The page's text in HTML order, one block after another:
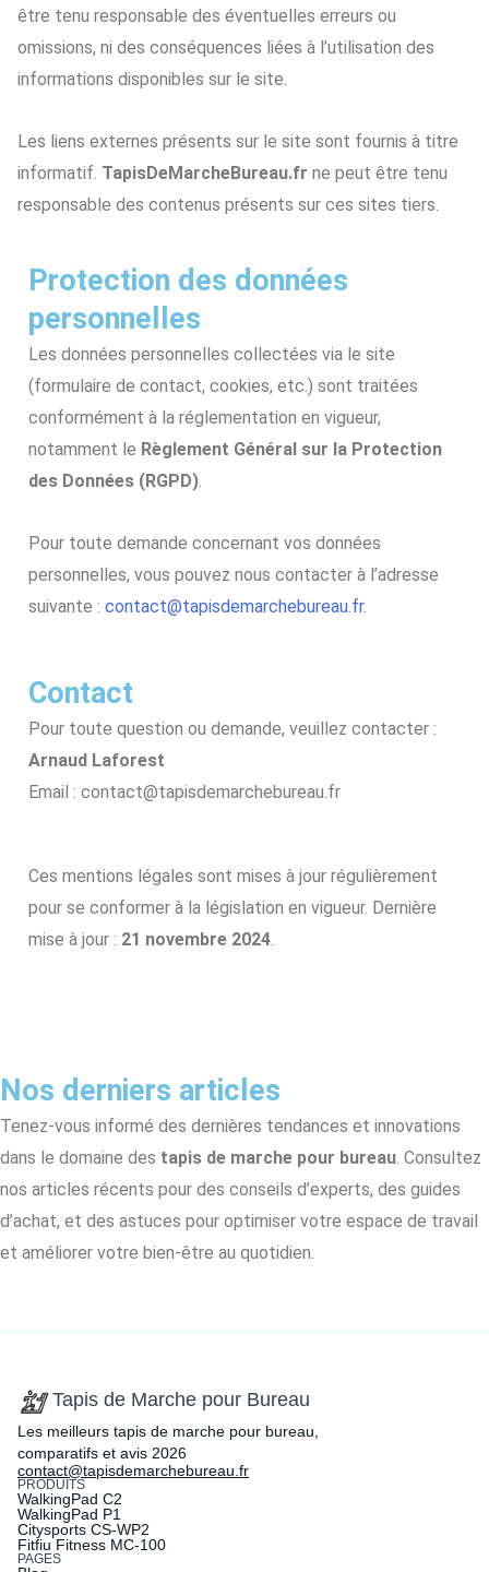
être tenu responsable des éventuelles erreurs ou
omissions, ni des conséquences liées à l’utilisation des
informations disponibles sur le site.
Les liens externes présents sur le site sont fournis à titre
informatif. TapisDeMarcheBureau.fr ne peut être tenu
responsable des contenus présents sur ces sites tiers.
Protection des données
personnelles
Les données personnelles collectées via le site
(formulaire de contact, cookies, etc.) sont traitées
conformément à la réglementation en vigueur,
notamment le Règlement Général sur la Protection
des Données (RGPD)
Pour toute demande concernant vos données
personnelles, vous pouvez nous contacter à l’adresse
suivante : contact@tapisdemarchebureau.fr.
Contact
Pour toute question ou demande, veuillez contacter :
Arnaud Laforest
Email : contact@tapisdemarchebureau.fr
Ces mentions légales sont mises à jour régulièrement
pour se conformer à la législation en vigueur. Dernière
mise à jour : 21 novembre 2024
Nos derniers articles​
Tenez-vous informé des dernières tendances et innovations
dans le domaine des tapis de marche pour bureau . Consultez
nos articles récents pour des conseils d’experts, des guides
d’achat, et des astuces pour optimiser votre espace de travail
et améliorer votre bien-être au quotidien.
Tapis de Marche pour Bureau
Les meilleurs tapis de marche pour bureau,
comparatifs et avis 2026
contact@tapisdemarchebureau.fr
PRODUITS
WalkingPad C2
WalkingPad P1
Citysports CS-WP2
Fitfiu Fitness MC-100
PAGES